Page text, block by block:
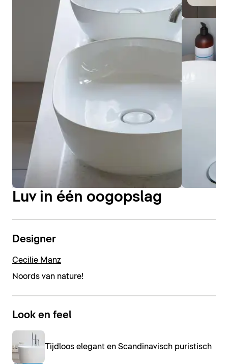
Luv in één oogopslag
Designer
Cecilie Manz
Noords van nature!
Look en feel
Tijdloos elegant en Scandinavisch puristisch